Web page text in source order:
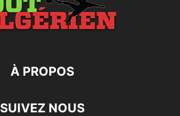
À PROPOS
SUIVEZ NOUS